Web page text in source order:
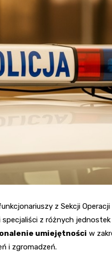
z Sekcji
specjaliści z różnych
umiejętności w
i zgromadzeń.